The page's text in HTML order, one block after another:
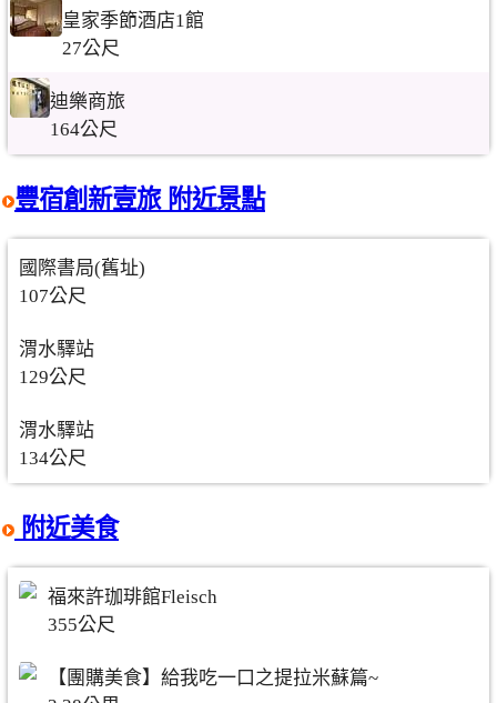
皇家季節酒店1館
27公尺
迪樂商旅
164公尺
豐宿創新壹旅 附近景點
國際書局(舊址)
107公尺
渭水驛站
129公尺
渭水驛站
134公尺
附近美食
福來許珈琲館Fleisch
355公尺
【團購美食】給我吃一口之提拉米蘇篇~